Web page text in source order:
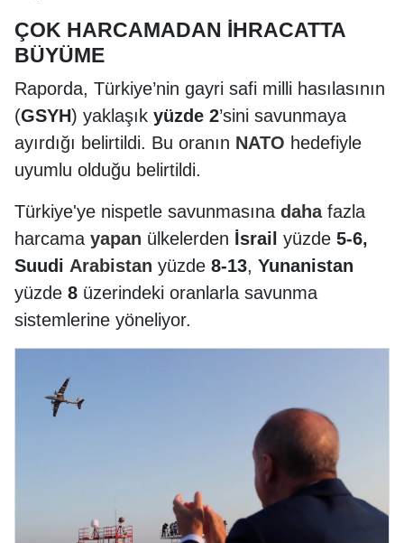
ÇOK HARCAMADAN İHRACATTA
BÜYÜME
Raporda, Türkiye’nin gayri safi milli hasılasının
(GSYH) yaklaşık yüzde 2’sini savunmaya
ayırdığı belirtildi. Bu oranın NATO hedefiyle
uyumlu olduğu belirtildi.
Türkiye'ye nispetle savunmasına dahafazla
harcama yapan ülkelerden İsrail yüzde 5-6,
Suudi Arabistan yüzde 8-13, Yunanistan
yüzde 8 üzerindeki oranlarla savunma
sistemlerine yöneliyor.